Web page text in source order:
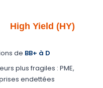
High Yield (HY)
de BB+ à D
plus fragiles : PME,
endettées